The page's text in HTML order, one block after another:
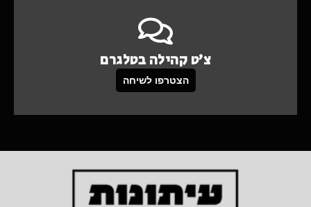
צ'ט קהילה בטלגרם
הצטרפו לשיחה